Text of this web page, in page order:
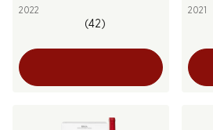
2022
(42)
2021